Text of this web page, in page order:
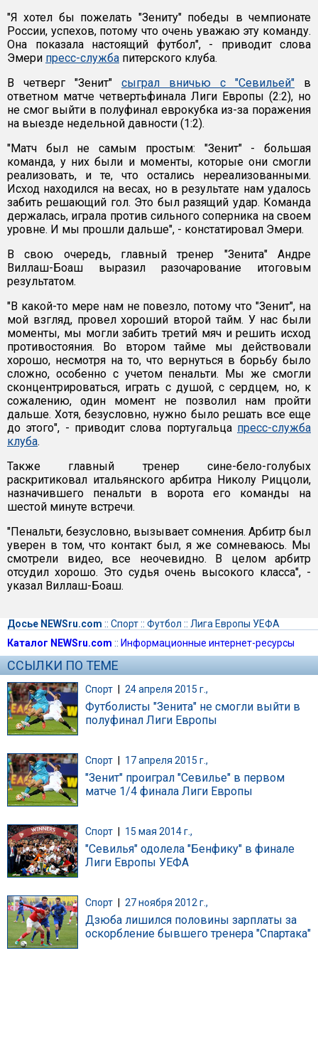
"Я хотел бы пожелать "Зениту" победы в чемпионате
России, успехов, потому что очень уважаю эту команду.
Она показала настоящий футбол", - приводит слова
Эмери пресс-служба питерского клуба.
В четверг "Зенит" сыграл вничью с "Севильей" в
ответном матче четвертьфинала Лиги Европы (2:2), но
не смог выйти в полуфинал еврокубка из-за поражения
на выезде недельной давности (1:2).
"Матч был не самым простым: "Зенит" - большая
команда, у них были и моменты, которые они смогли
реализовать, и те, что остались нереализованными.
Исход находился на весах, но в результате нам удалось
забить решающий гол. Это был разящий удар. Команда
держалась, играла против сильного соперника на своем
уровне. И мы прошли дальше", - констатировал Эмери.
В свою очередь, главный тренер "Зенита" Андре
Виллаш-Боаш выразил разочарование итоговым
результатом.
"В какой-то мере нам не повезло, потому что "Зенит", на
мой взгляд, провел хороший второй тайм. У нас были
моменты, мы могли забить третий мяч и решить исход
противостояния. Во втором тайме мы действовали
хорошо, несмотря на то, что вернуться в борьбу было
сложно, особенно с учетом пенальти. Мы же смогли
сконцентрироваться, играть с душой, с сердцем, но, к
сожалению, один момент не позволил нам пройти
дальше. Хотя, безусловно, нужно было решать все еще
до этого", - приводит слова португальца пресс-служба
клуба.
Также главный тренер сине-бело-голубых
раскритиковал итальянского арбитра Николу Риццоли,
назначившего пенальти в ворота его команды на
шестой минуте встречи.
"Пенальти, безусловно, вызывает сомнения. Арбитр был
уверен в том, что контакт был, я же сомневаюсь. Мы
смотрели видео, все неочевидно. В целом арбитр
отсудил хорошо. Это судья очень высокого класса", -
указал Виллаш-Боаш.
Досье NEWSru.com :: Спорт:: Футбол :: Лига Европы УЕФА
Каталог NEWSru.com :: Информационные интернет-ресурсы
ССЫЛКИ ПО ТЕМЕ
Спорт | 24 апреля 2015 г.,
Футболисты "Зенита" не смогли выйти в
полуфинал Лиги Европы
Спорт 17 апреля 2015 г.,
"Зенит" проиграл "Севилье" в первом
матче 1/4 финала Лиги Европы
Спорт 15 мая 2014 г.,
"Севилья" одолела "Бенфику" в финале
Лиги Европы УЕФА
Спорт 27 ноября 2012 г.,
Дзюба лишился половины зарплаты за
оскорбление бывшего тренера "Спартака"